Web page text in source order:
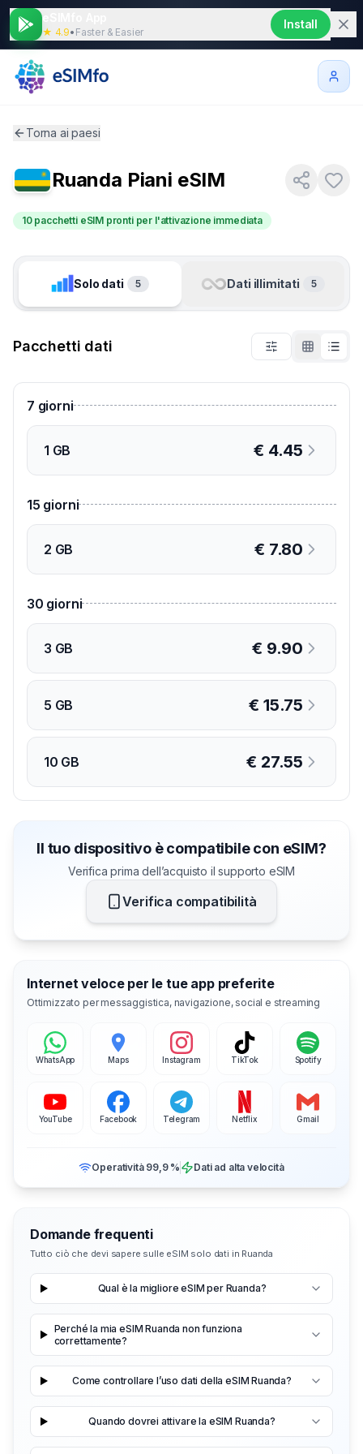
★ 4.9• Faster & Easier
Install
Torna ai paesi
Ruanda Piani eSIM
10 pacchetti eSIM pronti per l'attivazione immediata
Solo dati 5 Dati illimitati 5
Pacchetti dati
7 giorni
1 GB € 4.45
15 giorni
2 GB € 7.80
30 giorni
3 GB € 9.90
5 GB € 15.75
10 GB € 27.55
Il tuo dispositivo è compatibile con eSIM?
Verifica prima dell’acquisto il supporto eSIM
Verifica compatibilità
Internet veloce per le tue app preferite
Ottimizzato per messaggistica, navigazione, social e streaming
WhatsApp Maps Instagram TikTok Spotify
YouTube Facebook Telegram Netflix Gmail
Operatività 99,9 % Dati ad alta velocità
Domande frequenti
Tutto ciò che devi sapere sulle eSIM solo dati in Ruanda
Qual è la migliore eSIM per Ruanda?
Perché la mia eSIM Ruanda non funziona
correttamente?
Come controllare l’uso dati della eSIM Ruanda?
Quando dovrei attivare la eSIM Ruanda?